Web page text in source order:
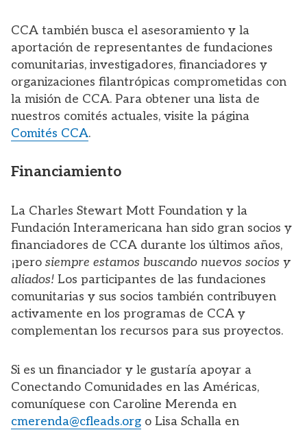
CCA también busca el asesoramiento y la
aportación de representantes de fundaciones
comunitarias, investigadores, financiadores y
organizaciones filantrópicas comprometidas con
la misión de CCA. Para obtener una lista de
nuestros comités actuales, visite la página
Comités CCA.
Financiamiento
La Charles Stewart Mott Foundation y la
Fundación Interamericana han sido gran socios y
financiadores de CCA durante los últimos años,
¡pero siempre estamos buscando nuevos socios y
aliados! Los participantes de las fundaciones
comunitarias y sus socios también contribuyen
activamente en los programas de CCA y
complementan los recursos para sus proyectos.
Si es un financiador y le gustaría apoyar a
Conectando Comunidades en las Américas,
comuníquese con Caroline Merenda en
cmerenda@cfleads.org o Lisa Schalla en